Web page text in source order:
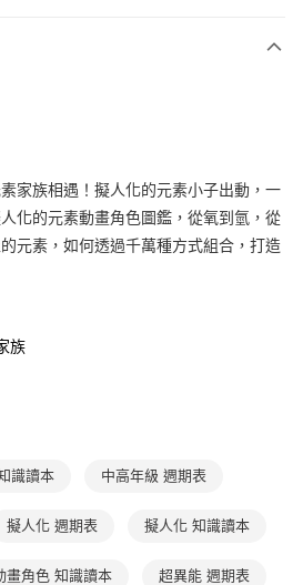
台灣大哥大用戶可立即使用無須另外申請。
」，訂單成立後會自動跳轉到大哥付的交易
用金額請依後續交易確認頁面所載為準。
確認交易或遇審核未通過，訂單將自動取
大哥付你分期」於每月結算日後寄送繳費提
選擇「超商條碼／台灣大直營門市／銀行轉
購買商品或服務，並由商店將買賣／分期付款
費優惠，結帳滿499即享免運。
上)免運費
、海外及郵局i郵箱)
以上)免運費
家族相遇！擬人化的元素小子出動，一
化的元素動畫角色圖鑑，從氧到氫，從
元素，如何透過千萬種方式組合，打造
族
識讀本 中高年級 週期表
擬人化 週期表 擬人化 知識讀本
畫角色 知識讀本 超異能 週期表